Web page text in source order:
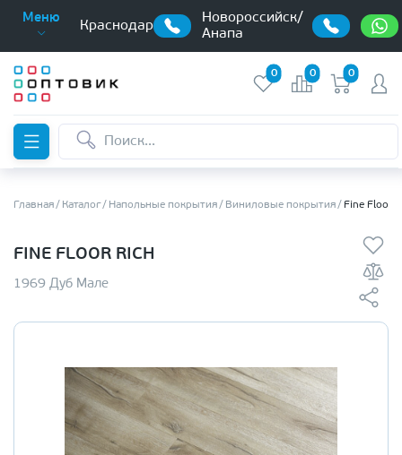
Меню
Краснодар
Новороссийск/
Анапа
0 0 0
Главная Каталог Напольные покрытия Виниловые покрытия Fine Floor
FINE FLOOR RICH
1969 Дуб Мале